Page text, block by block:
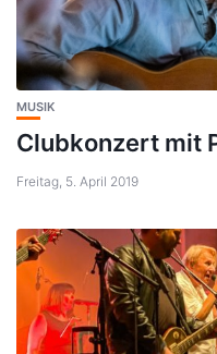
MUSIK
Clubkonzert mit
Freitag, 5. April 2019